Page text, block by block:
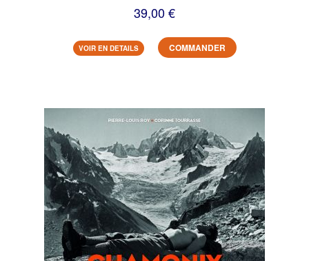
39,00 €
VOIR EN DETAILS COMMANDER